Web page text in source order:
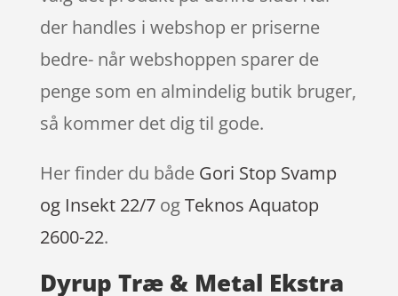
der handles i webshop er priserne
bedre- når webshoppen sparer de
penge som en almindelig butik bruger,
så kommer det dig til gode.
Her finder du både Gori Stop Svamp
og Insekt 22/7ogTeknos Aquatop
2600-22.
Dyrup Træ & Metal Ekstra